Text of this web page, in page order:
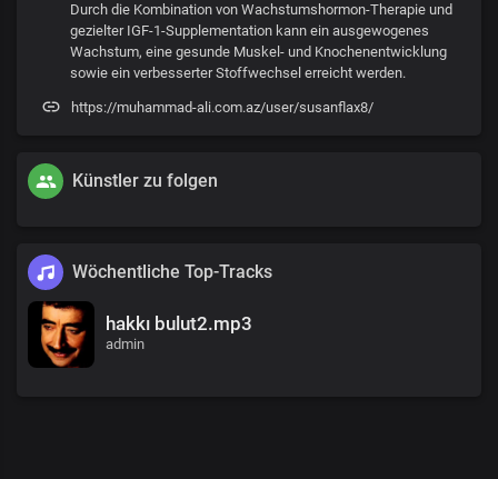
Durch die Kombination von Wachstumshormon-Therapie und
gezielter IGF-1-Supplementation kann ein ausgewogenes
Wachstum, eine gesunde Muskel- und Knochenentwicklung
sowie ein verbesserter Stoffwechsel erreicht werden.
https://muhammad-ali.com.az/user/susanflax8/
Künstler zu folgen
Wöchentliche Top-Tracks
hakkı bulut2.mp3
admin